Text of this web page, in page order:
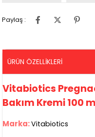
Paylaş :
ÜRÜN ÖZELLIKLERI
Vitabiotics
Bakım Kremi 100
Marka:Vitabiotics